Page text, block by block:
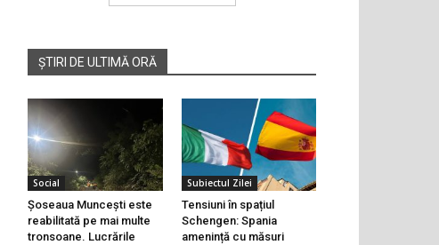
ȘTIRI DE ULTIMĂ ORĂ
Social
Șoseaua Muncești este
reabilitată pe mai multe
tronsoane. Lucrările
Subiectul Zilei
Tensiuni în spațiul
Schengen: Spania
amenință cu măsuri